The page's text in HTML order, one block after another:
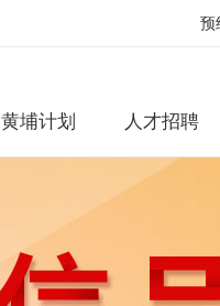
预
黄埔计划 人才招聘